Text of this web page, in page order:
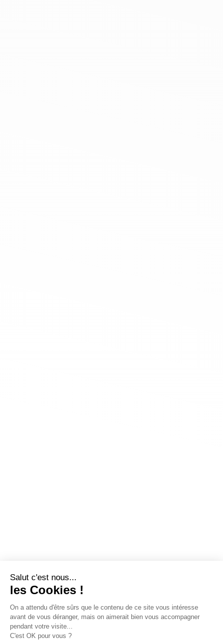
Salut c'est nous...
les Cookies !
On a attendu d'être sûrs que le contenu de ce site vous intéresse
avant de vous déranger, mais on aimerait bien vous accompagner
pendant votre visite...
C'est OK pour vous ?